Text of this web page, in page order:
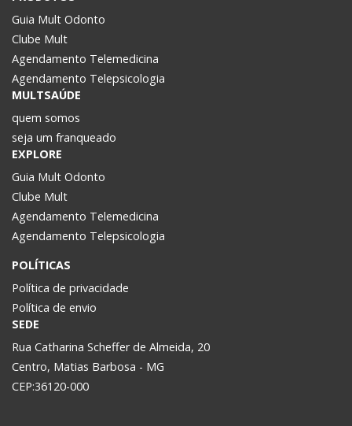
Guia Mult Odonto
Clube Mult
Agendamento Telemedicina
Agendamento Telepsicologia
MULTSAÚDE
quem somos
seja um franqueado
EXPLORE
Guia Mult Odonto
Clube Mult
Agendamento Telemedicina
Agendamento Telepsicologia
POLÍTICAS
Política de privacidade
Política de envio
SEDE
Rua Catharina Scheffer de Almeida, 20
Centro, Matias Barbosa - MG
CEP:36120-000